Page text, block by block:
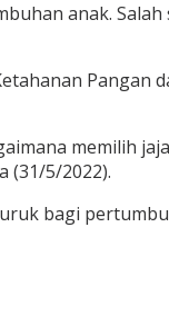
anak.
Pangan
memilih
(31/5/2022).
bagi